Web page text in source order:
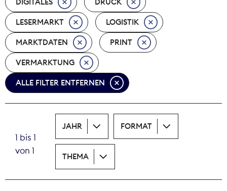
Nova Award
Pressefreiheit
Recht
Tarifpolitik
Theodor-Wolff-Preis
Wächterpreis
DIGITALES DRUCK
LESERMARKT LOGISTIK
MARKTDATEN PRINT
VERMARKTUNG
ALLE FILTER ENTFERNEN
1 bis 1
von 1
JAHR FORMAT
THEMA